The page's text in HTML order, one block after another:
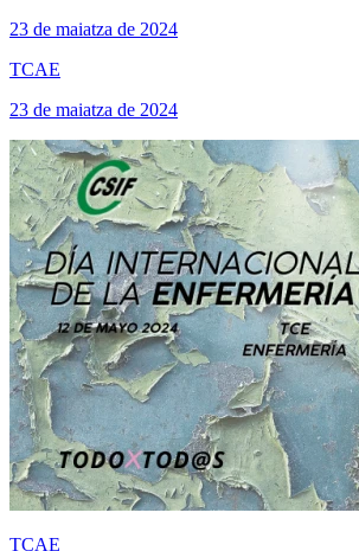
23 de maiatza de 2024
TCAE
23 de maiatza de 2024
TCAE